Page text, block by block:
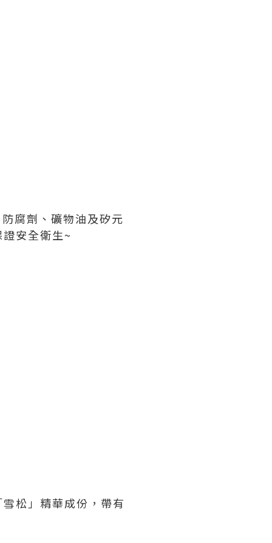
腐劑、礦物油及矽元
安全衛生~
松」精華成份，帶有